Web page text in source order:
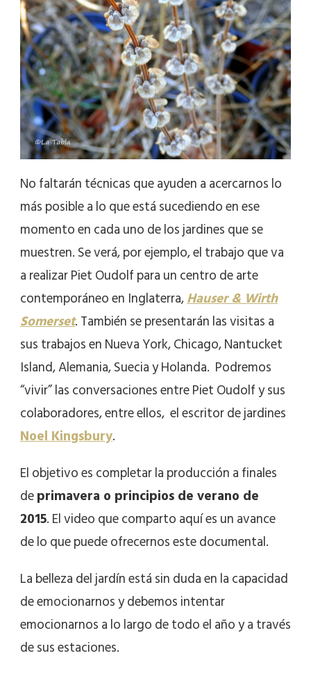
No faltarán técnicas que ayuden a acercarnos lo
más posible a lo que está sucediendo en ese
momento en cada uno de los jardines que se
muestren. Se verá, por ejemplo, el trabajo que va
a realizar Piet Oudolf para un centro de arte
contemporáneo en Inglaterra,Hauser & Wirth
Somerset. También se presentarán las visitas a
sus trabajos en Nueva York, Chicago, Nantucket
Island, Alemania, Suecia y Holanda. Podremos
“vivir” las conversaciones entre Piet Oudolf y sus
colaboradores, entre ellos, el escritor de jardines
Noel Kingsbury.
El objetivo es completar la producción a finales
deprimavera o principios de verano de
2015. El video que comparto aquí es un avance
de lo que puede ofrecernos este documental.
La belleza del jardín está sin duda en la capacidad
de emocionarnos y debemos intentar
emocionarnos a lo largo de todo el año y a través
de sus estaciones.